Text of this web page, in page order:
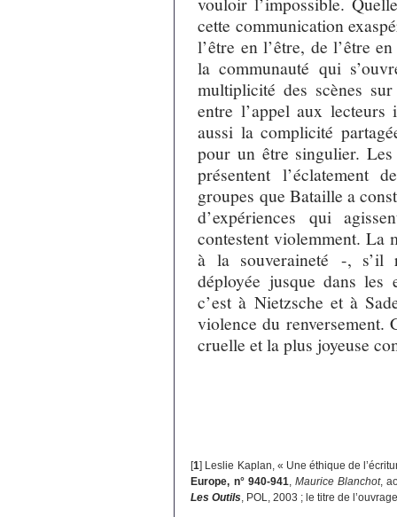
cette communication
l’être en l’être, de l’être
la communauté qui
multiplicité des scènes
entre l’appel aux lecteurs
aussi la complicité
pour un être singulier.
présentent l’éclatement
groupes que Bataille a
d’expériences qui
contestent violemment. La
à la souveraineté -, s’il
déployée jusque dans les
c’est à Nietzsche et à
violence du renversement.
cruelle et la plus joyeuse
[1] Leslie Kaplan, « Une éthique de
Europe, n° 940-941, Maurice Blanchot,
Les Outils, POL, 2003 ; le titre de